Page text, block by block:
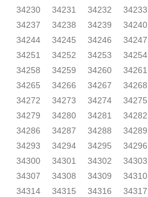
34230
34231 34232 34233
34237
34238 34239 34240
34244
34245 34246 34247
34251
34252 34253 34254
34258
34259 34260 34261
34265
34266 34267 34268
34272
34273 34274 34275
34279
34280 34281 34282
34286
34287 34288 34289
34293
34294 34295 34296
34300
34301 34302 34303
34307
34308 34309 34310
34314
34315 34316 34317